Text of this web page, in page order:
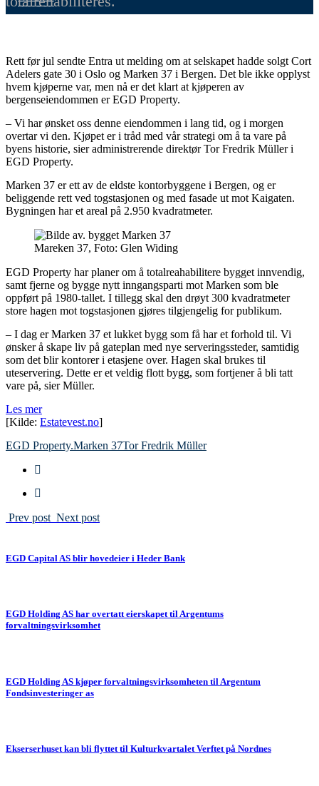
Rett før jul sendte Entra ut melding om at selskapet hadde solgt Cort
Adelers gate 30 i Oslo og Marken 37 i Bergen. Det ble ikke opplyst
hvem kjøperne var, men nå er det klart at kjøperen av
bergenseiendommen er EGD Property.
– Vi har ønsket oss denne eiendommen i lang tid, og i morgen
overtar vi den. Kjøpet er i tråd med vår strategi om å ta vare på
byens historie, sier administrerende direktør Tor Fredrik Müller i
EGD Property.
Marken 37 er ett av de eldste kontorbyggene i Bergen, og er
beliggende rett ved togstasjonen og med fasade ut mot Kaigaten.
Bygningen har et areal på 2.950 kvadratmeter.
Mareken 37, Foto: Glen Widing
EGD Property har planer om å totalreahabilitere bygget innvendig,
samt fjerne og bygge nytt inngangsparti mot Marken som ble
oppført på 1980-tallet. I tillegg skal den drøyt 300 kvadratmeter
store hagen mot togstasjonen gjøres tilgjengelig for publikum.
– I dag er Marken 37 et lukket bygg som få har et forhold til. Vi
ønsker å skape liv på gateplan med nye serveringssteder, samtidig
som det blir kontorer i etasjene over. Hagen skal brukes til
uteservering. Dette er et veldig flott bygg, som fortjener å bli tatt
vare på, sier Müller.
Les mer
[Kilde: Estatevest.no]
EGD Property.Marken 37Tor Fredrik Müller
Prev post Next post
EGD Capital AS blir hovedeier i Heder Bank
EGD Holding AS har overtatt eierskapet til Argentums
forvaltningsvirksomhet
EGD Holding AS kjøper forvaltningsvirksomheten til Argentum
Fondsinvesteringer as
Ekserserhuset kan bli flyttet til Kulturkvartalet Verftet på Nordnes